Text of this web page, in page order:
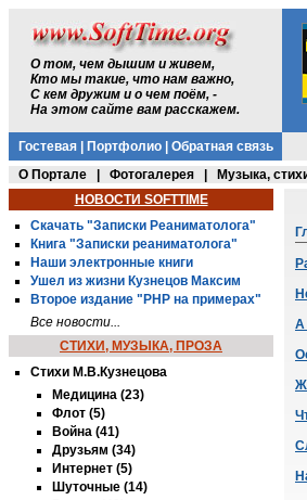
О том, чем дышим и живем,
Кто мы такие, что нам важно,
С кем дружим и о чем поём, -
На этом сайте вам расскажем.
Гостевая| Портфолио| Обратная связь
О Портале
Фотогалерея Музыка,
НОВОСТИ SOFTTIME
Скачать "Записки Реаниматолога"
Книга "Записки реаниматолога"
Наши электронные книги
Ушел из жизни Кузнецов Максим
Второе издание "PHP на примерах"
Все новости...
СТИХИ, МУЗЫКА, ПРОЗА
Стихи М.В.Кузнецова
Медицина (23)
Флот (5)
Война (41)
Друзьям (34)
Интернет (5)
Шуточные (14)
А